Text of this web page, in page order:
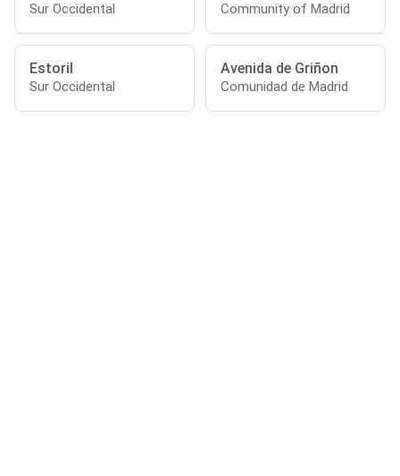
Sur Occidental Community of Madrid
Estoril
Sur Occidental
Avenida de Griñon
Comunidad de Madrid